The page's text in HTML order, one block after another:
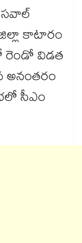
సవాల్
కాటారం
రెండో విడత
అనంతరం
సీఎం